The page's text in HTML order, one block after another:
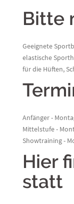
Bitte
Geeignete
elastische
für die Hüften,
Anfänger -
Mittelstufe -
Showtraining -
Hier
statt